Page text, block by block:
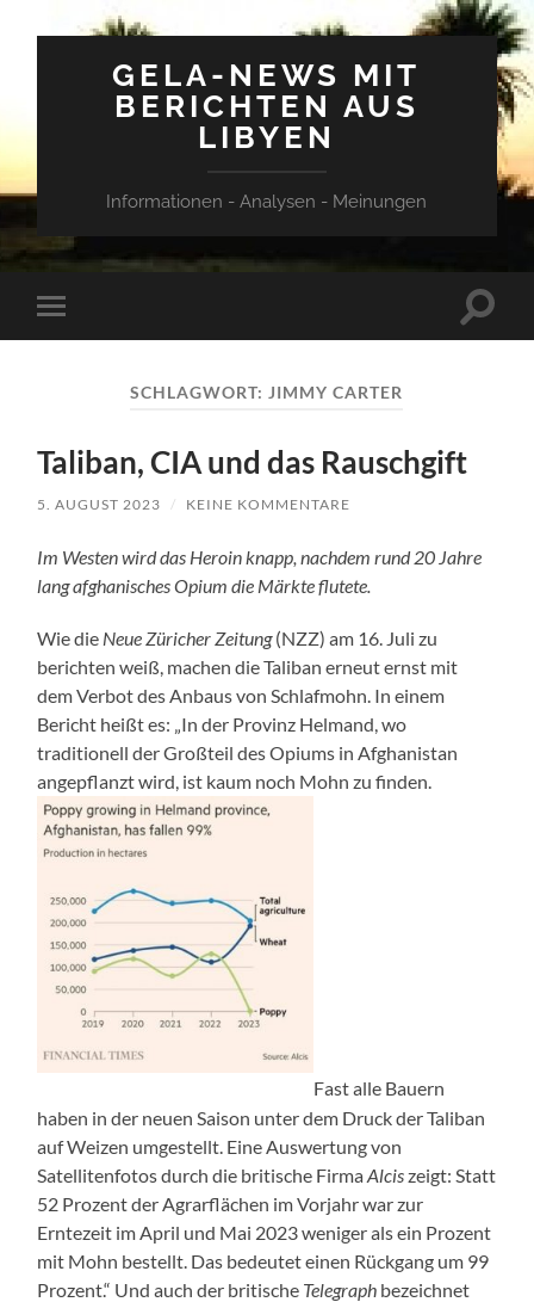
GELA-NEWS MIT
BERICHTEN AUS
LIBYEN
Informationen - Analysen - Meinungen
Mobile-
Menü
SCHLAGWORT: JIMMY CARTER
Taliban, CIA und das Rauschgift
5. AUGUST 2023 / KEINE KOMMENTARE
Im Westen wird das Heroin knapp, nachdem rund 20 Jahre
lang afghanisches Opium die Märkte flutete.
Wie die Neue Züricher Zeitung(NZZ) am 16. Juli zu
berichten weiß, machen die Taliban erneut ernst mit
dem Verbot des Anbaus von Schlafmohn. In einem
Bericht heißt es: „In der Provinz Helmand, wo
traditionell der Großteil des Opiums in Afghanistan
angepflanzt wird, ist kaum noch Mohn zu finden.
Fast alle Bauern
haben in der neuen Saison unter dem Druck der Taliban
auf Weizen umgestellt. Eine Auswertung von
Satellitenfotos durch die britische FirmaAlciszeigt: Statt
52 Prozent der Agrarflächen im Vorjahr war zur
Erntezeit im April und Mai 2023 weniger als ein Prozent
mit Mohn bestellt. Das bedeutet einen Rückgang um 99
Prozent.“ Und auch der britische Telegraph bezeichnet